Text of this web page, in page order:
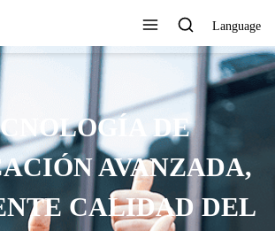
Language
PERSONALIZAR
DISEÑOS Y